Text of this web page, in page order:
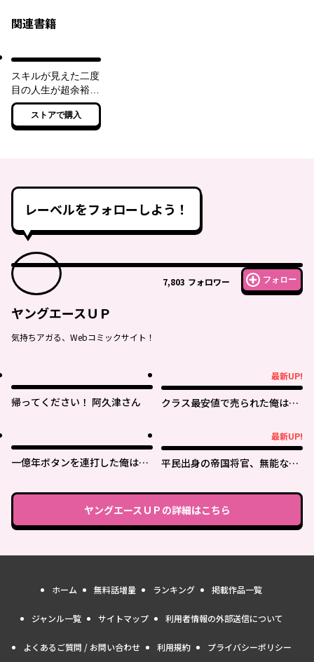
関連書籍
スキルが見えた二度
目の人生が超余裕、
初恋の人と楽しく過
ごしています
ストアで購入
レーベルをフォローしよう！
7,803 フォロワー フォロー
ヤングエースＵＰ
気持ちアガる、Webコミックサイト！
帰ってください！ 阿久津さん
最新UP!
クラス最安値で売られた俺は、
一億年ボタンを連打した俺は、
落第剣士の学院無双～
最新UP!
平民出身の帝国将官、無能な貴
ヤングエースＵＰ の詳細はこちら
ホーム 無料話増量 ランキング 掲載作品一覧
ジャンル一覧 サイトマップ 利用者情報の外部送信について
よくあるご質問 / お問い合わせ 利用規約 プライバシーポリシー